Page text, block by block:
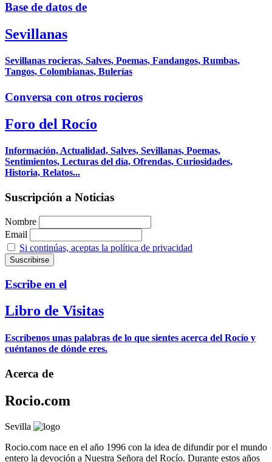
Base de datos de
Sevillanas
Sevillanas rocieras, Salves, Poemas, Fandangos, Rumbas,
Tangos, Colombianas, Bulerías
Conversa con otros rocieros
Foro del Rocío
Información, Actualidad, Salves, Sevillanas, Poemas,
Sentimientos, Lecturas del día, Ofrendas, Curiosidades,
Historia, Relatos...
Suscripción a Noticias
Nombre
Email
Si continúas, aceptas la política de privacidad
Escribe en el
Libro de Visitas
Escríbenos unas palabras de lo que sientes acerca del Rocío y
cuéntanos de dónde eres.
Acerca de
Rocio.com
Sevilla
Rocio.com nace en el año 1996 con la idea de difundir por el mundo
entero la devoción a Nuestra Señora del Rocío. Durante estos años